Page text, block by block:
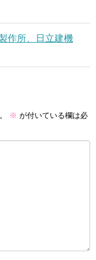
作所、日立建機
※ が付いている欄は必